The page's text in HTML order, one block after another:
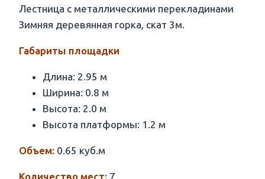
Лестница с металлическими перекладинами
Зимняя деревянная горка, скат 3м.
Габариты площадки
Длина: 2.95 м
Ширина: 0.8 м
Высота: 2.0 м
Высота платформы: 1.2 м
Объем: 0.65 куб.м